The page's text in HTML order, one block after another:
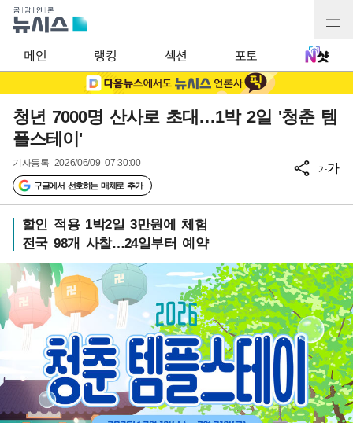
메인 랭킹 섹션 포토
청년 7000명 산사로 초대…1박 2일 '청춘 템
플스테이'
기사등록 2026/06/09 07:30:00
구글에서 선호하는 매체로 추가
가가
할인 적용 1박2일 3만원에 체험
전국 98개 사찰…24일부터 예약